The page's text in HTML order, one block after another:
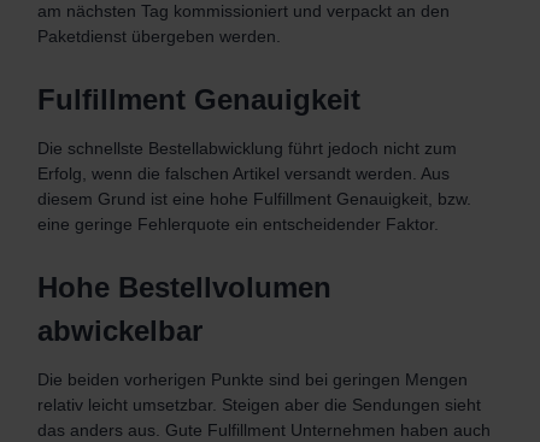
am nächsten Tag kommissioniert und verpackt an den
Paketdienst übergeben werden.
Fulfillment Genauigkeit
Die schnellste Bestellabwicklung führt jedoch nicht zum
Erfolg, wenn die falschen Artikel versandt werden. Aus
diesem Grund ist eine hohe Fulfillment Genauigkeit, bzw.
eine geringe Fehlerquote ein entscheidender Faktor.
Hohe Bestellvolumen
abwickelbar
Die beiden vorherigen Punkte sind bei geringen Mengen
relativ leicht umsetzbar. Steigen aber die Sendungen sieht
das anders aus. Gute Fulfillment Unternehmen haben auch